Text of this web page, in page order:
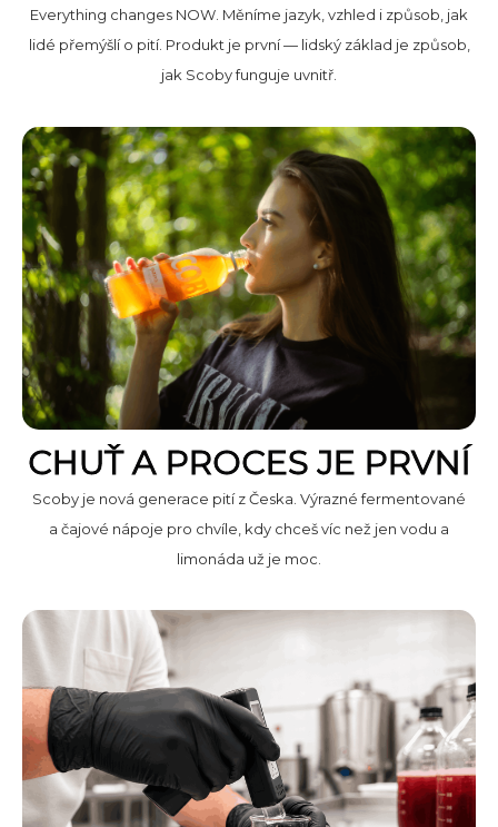
Everything changes NOW. Měníme jazyk, vzhled i způsob, jak
lidé přemýšlí o pití. Produkt je první — lidský základ je způsob,
jak Scoby funguje uvnitř.
CHUŤ A PROCES JE PRVNÍ
Scoby je nová generace pití z Česka. Výrazné fermentované
a čajové nápoje pro chvíle, kdy chceš víc než jen vodu a
limonáda už je moc.